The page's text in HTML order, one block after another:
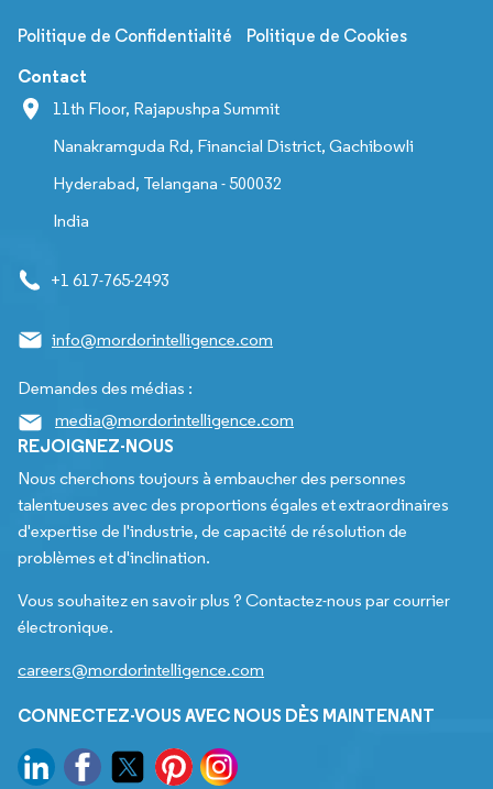
Politique de Confidentialité Politique de Cookies
Contact
11th Floor, Rajapushpa Summit
Nanakramguda Rd, Financial District, Gachibowli
Hyderabad, Telangana - 500032
India
+1 617-765-2493
info@mordorintelligence.com
Demandes des médias :
media@mordorintelligence.com
REJOIGNEZ-NOUS
Nous cherchons toujours à embaucher des personnes
talentueuses avec des proportions égales et extraordinaires
d'expertise de l'industrie, de capacité de résolution de
problèmes et d'inclination.
Vous souhaitez en savoir plus ? Contactez-nous par courrier
électronique.
careers@mordorintelligence.com
CONNECTEZ-VOUS AVEC NOUS DÈS MAINTENANT